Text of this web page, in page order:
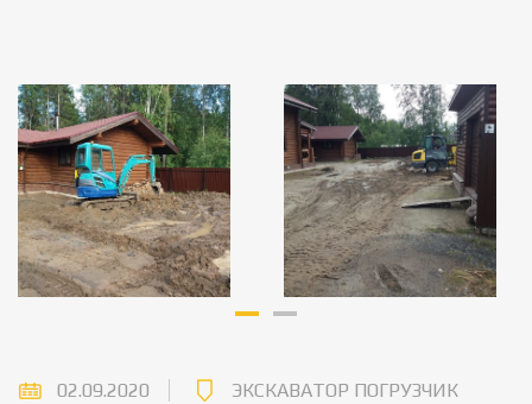
02.09.2020 ЭКСКАВАТОР ПОГРУЗЧИК